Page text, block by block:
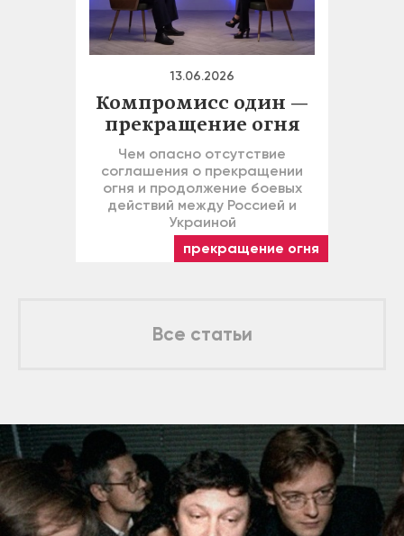
13.06.2026
Компромисс один —
прекращение огня
Чем опасно отсутствие
соглашения о прекращении
огня и продолжение боевых
действий между Россией и
Украиной
прекращение огня
Все статьи